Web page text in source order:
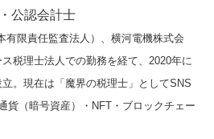
公認会計士
有限責任監査法人）、横河電機株式会
税理士法人での勤務を経て、2020年に
。現在は「魔界の税理士」としてSNS
貨（暗号資産）・NFT・ブロックチェー